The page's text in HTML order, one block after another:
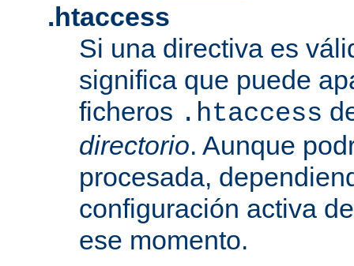
.htaccess
Si una directiva es
significa que puede
ficheros .htaccess
directorio. Aunque
procesada,
configuración activa
ese momento.